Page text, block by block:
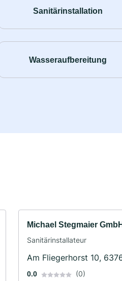
Sanitärinstallation
Wasseraufbereitung
Michael Stegmaier GmbH
Sanitärinstallateur
Am Fliegerhorst 10,
0.0 (0)